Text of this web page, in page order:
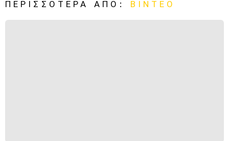
ΠΕΡΙΣΣΌΤΕΡΑ ΑΠΌ: ΒΊΝΤΕΟ